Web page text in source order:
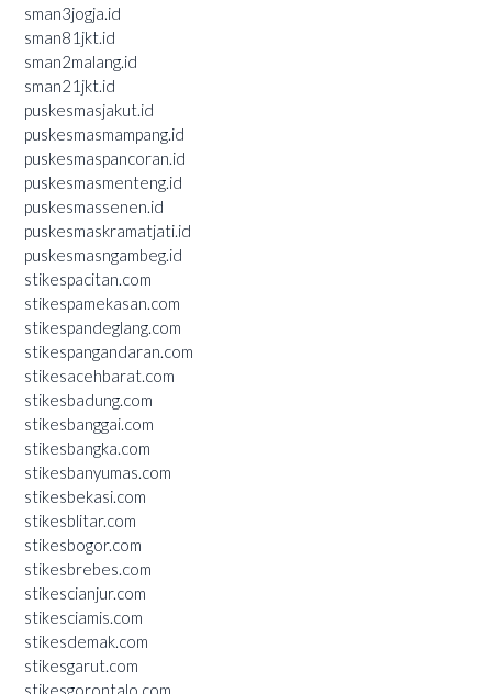
sman3jogja.id
sman81jkt.id
sman2malang.id
sman21jkt.id
puskesmasjakut.id
puskesmasmampang.id
puskesmaspancoran.id
puskesmasmenteng.id
puskesmassenen.id
puskesmaskramatjati.id
puskesmasngambeg.id
stikespacitan.com
stikespamekasan.com
stikespandeglang.com
stikespangandaran.com
stikesacehbarat.com
stikesbadung.com
stikesbanggai.com
stikesbangka.com
stikesbanyumas.com
stikesbekasi.com
stikesblitar.com
stikesbogor.com
stikesbrebes.com
stikescianjur.com
stikesciamis.com
stikesdemak.com
stikesgarut.com
stikesgorontalo.com